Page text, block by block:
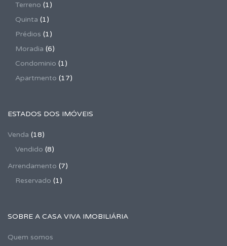
Terreno (1)
Quinta (1)
Prédios (1)
Moradia (6)
Condominio (1)
Apartmento (17)
ESTADOS DOS IMÓVEIS
Venda (18)
Vendido (8)
Arrendamento (7)
Reservado (1)
SOBRE A CASA VIVA IMOBILIÁRIA
Quem somos